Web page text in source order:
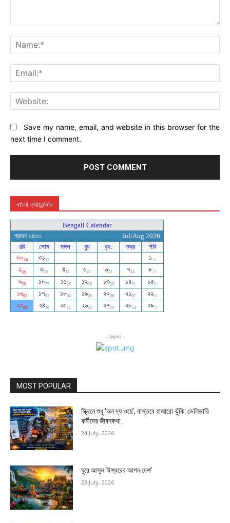
Save my name, email, and website in this browser for the
next time I comment.
বাংলা ক্যালেন্ডার
- বিজ্ঞাপন -
MOST POPULAR
স্ক্রিনে শুধু ‘অন দ্য ওয়ে’, বাস্তবে হাজারো ঝুঁকি: ডেলিভারি
কর্মীদের জীবনকথা
24 July, 2026
ঘুরে আসুন ‘ঈশ্বরের আপন দেশ’
23 July, 2026